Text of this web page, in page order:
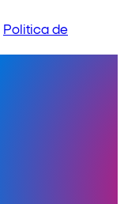
Politica de